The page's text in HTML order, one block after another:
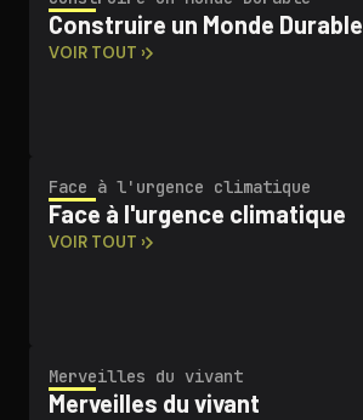
Construire un Monde Durable
VOIR TOUT ›
Face à l'urgence climatique
Face à l'urgence climatique
VOIR TOUT ›
Merveilles du vivant
Merveilles du vivant